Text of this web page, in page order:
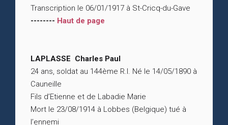
Transcription le 06/01/1917 à St-Cricq-du-Gave
-------- Haut de page
LAPLASSE Charles Paul
24 ans, soldat au 144ème R.I. Né le 14/05/1890 à
Cauneille
Fils d’Etienne et de Labadie Marie
Mort le 23/08/1914 à Lobbes (Belgique) tué à
l’ennemi